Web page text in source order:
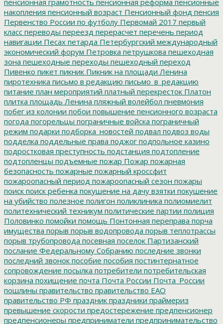
накопления пенсионный возраст Пенсионный фонд пенсия
Первенство России по футболу Первомай 2017 первый
класс переводы переезд перерасчет перечень период
навигации Песах петарда Петербургский международный
экономический форум Петровка петрушкова пешеходная
зона пешеходные переходы пешеходный переход
Пивенко пикет пикник Пикник на площади Ленина
пиротехника письмо в редакцию письмо_в_редакцию
питание план мероприятий платный перекресток Платон
плитка площадь Ленина пляжный волейбол пневмония
побег из колонии побои повышение пенсионного возраста
погода погорельцы пограничные войска пограничный
режим подарки подборка_новостей подвал подвоз воды
подделка поддельные права поджог подпольное казино
подростковая преступность подстанция подтопление
подтопленцы подъемные пожар Пожар пожарная
безопасность пожарные пожарный кроссфит
пожароопасный период пожароопасный сезон пожары
поиск поиск ребенка покушение на дачу взятки покушение
на убийство полезное полигон поликлиника полиомиелит
политехнический техникум политические партии полиция
Половинко помойки помощь Понтонная переправа порча
имущества порыв порыв водопровода порыв теплотрассы
порыв трубопровода посевная поселок Партизанский
послание Федеральному Собранию последние звонки
последний звонок пособие пособия постинтернатное
сопровождение посылка потребители потребительская
корзина похищение почта Почта России Почта_России
пошлины правительство правительство ЕАО
правительство РФ праздник праздники праймериз
превышение скорости предостережение предпенсионер
предпенсионеры предприниматели предпринимательство